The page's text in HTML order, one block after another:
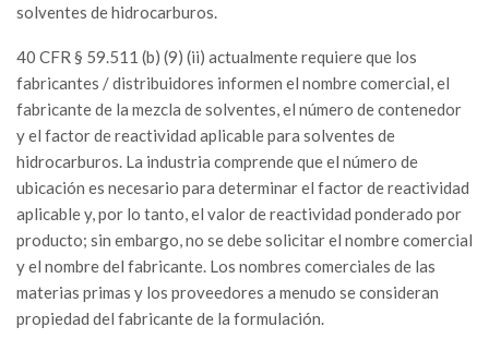
solventes de hidrocarburos.
40 CFR § 59.511 (b) (9) (ii) actualmente requiere que los
fabricantes / distribuidores informen el nombre comercial, el
fabricante de la mezcla de solventes, el número de contenedor
y el factor de reactividad aplicable para solventes de
hidrocarburos. La industria comprende que el número de
ubicación es necesario para determinar el factor de reactividad
aplicable y, por lo tanto, el valor de reactividad ponderado por
producto; sin embargo, no se debe solicitar el nombre comercial
y el nombre del fabricante. Los nombres comerciales de las
materias primas y los proveedores a menudo se consideran
propiedad del fabricante de la formulación.